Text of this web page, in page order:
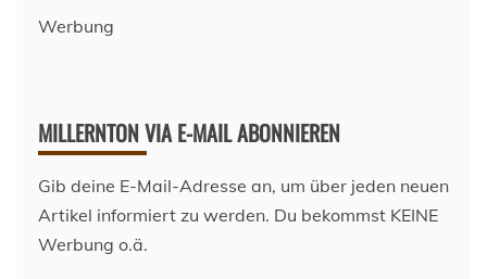
Werbung
MILLERNTON VIA E-MAIL ABONNIEREN
Gib deine E-Mail-Adresse an, um über jeden neuen
Artikel informiert zu werden. Du bekommst KEINE
Werbung o.ä.